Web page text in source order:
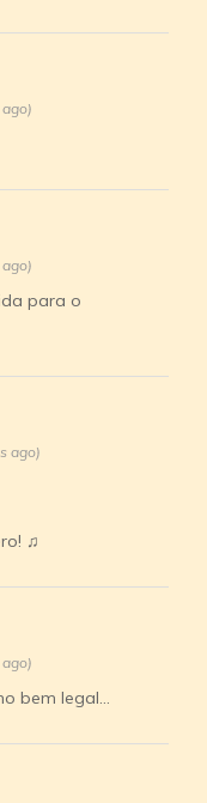
para o
ago)
♫
bem legal…